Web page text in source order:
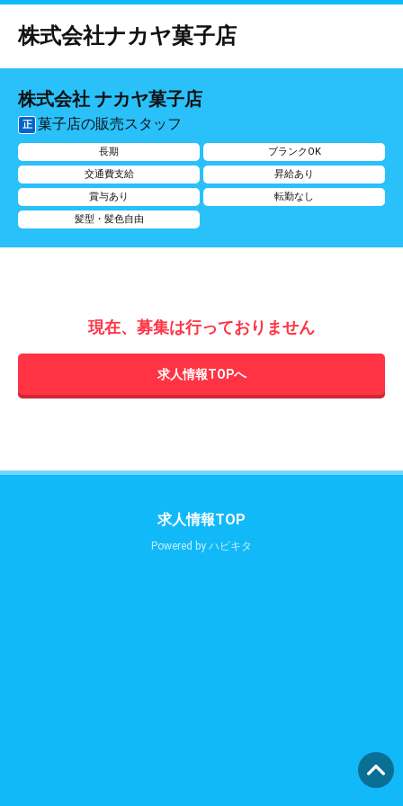
株式会社ナカヤ菓子店
株式会社 ナカヤ菓子店
正 菓子店の販売スタッフ
長期
ブランクOK
交通費支給
昇給あり
賞与あり
転勤なし
髪型・髪色自由
現在、募集は行っておりません
求人情報TOPへ
求人情報TOP
Powered by ハピキタ